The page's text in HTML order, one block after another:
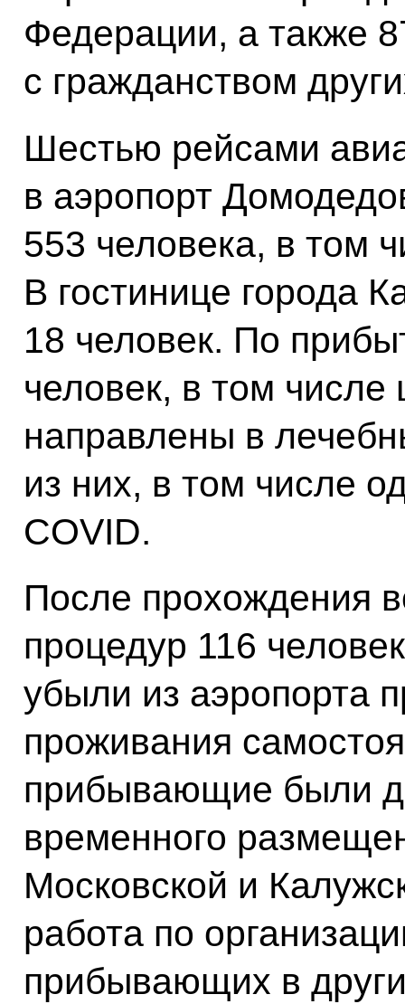
Федерации, а также
с гражданством
Шестью рейсами
в аэропорт
553 человека, в том
В гостинице города
18 человек. По
человек, в том
направлены в
из них, в том числе
COVID.
После прохождения
процедур 116
убыли из аэропорта
проживания
прибывающие были
временного
Московской и
работа по
прибывающих в